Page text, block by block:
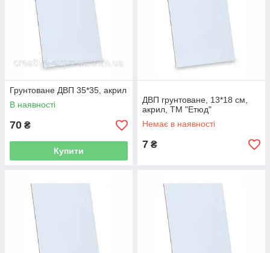
Грунтоване ДВП 35*35, акрил
В наявності
70 ₴
Купити
ДВП грунтоване, 13*18 см,
акрил, ТМ "Етюд"
Немає в наявності
7 ₴